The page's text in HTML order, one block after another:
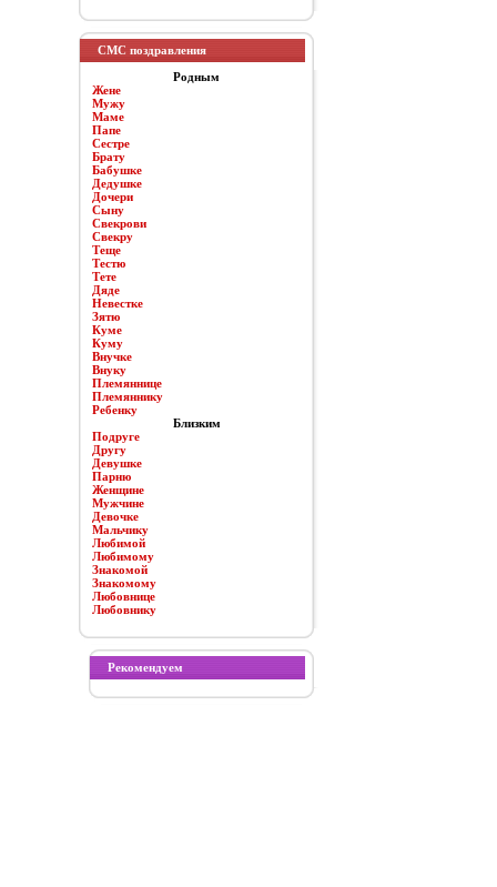
СМС поздравления
Родным
Жене
Мужу
Маме
Папе
Сестре
Брату
Бабушке
Дедушке
Дочери
Сыну
Свекрови
Свекру
Теще
Тестю
Тете
Дяде
Невестке
Зятю
Куме
Куму
Внучке
Внуку
Племяннице
Племяннику
Ребенку
Близким
Подруге
Другу
Девушке
Парню
Женщине
Мужчине
Девочке
Мальчику
Любимой
Любимому
Знакомой
Знакомому
Любовнице
Любовнику
Рекомендуем